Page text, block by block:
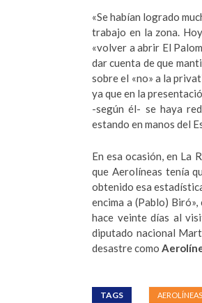
«Se habían logrado
trabajo en la zona.
«volver a abrir El
dar cuenta de que
sobre el «no» a la
ya que en la
-según él- se haya
estando en manos del
En esa ocasión, en La
que Aerolíneas tenía
obtenido esa
encima a (Pablo)
hace veinte días al
diputado nacional
desastre como
TAGS